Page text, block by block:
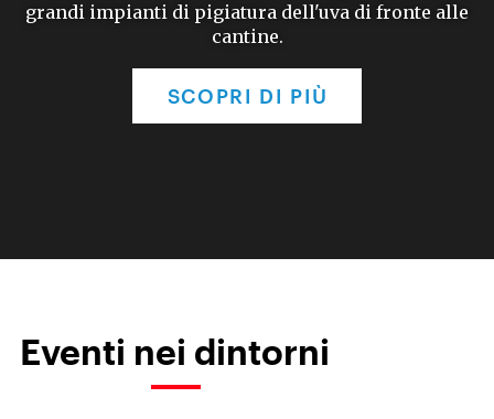
grandi impianti di pigiatura dell'uva di fronte alle
cantine.
SCOPRI DI PIÙ
Eventi nei dintorni